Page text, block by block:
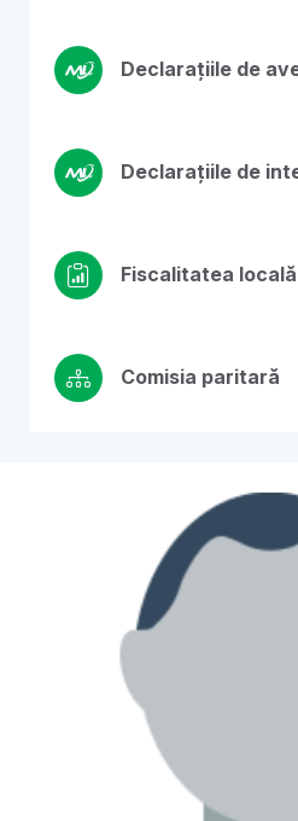
Declarațiile de
Declarațiile de
Fiscalitatea locală
Comisia paritară